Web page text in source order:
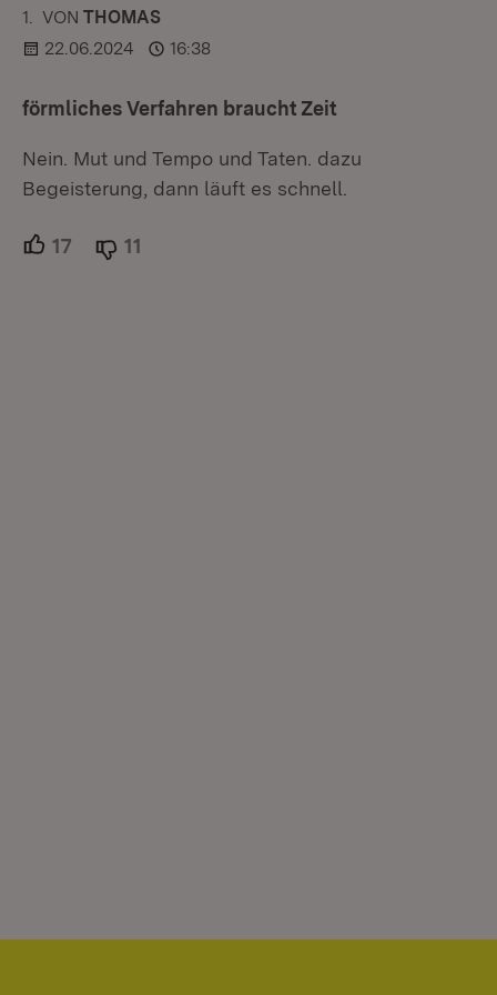
1. KOMMENTAR
VON :THOMAS
22.06.2024
16:38
förmliches Verfahren braucht Zeit
Nein. Mut und Tempo und Taten. dazu
Begeisterung, dann läuft es schnell.
17 Unterstützer.
11